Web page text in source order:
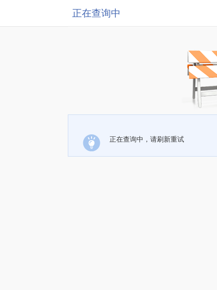
正在查询中
正在查询中，请刷新重试